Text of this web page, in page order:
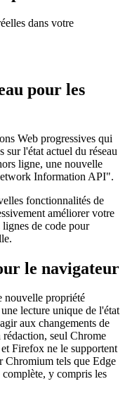
les PWA
dans votre
Web progressives qui
sur l'état actuel du réseau
ligne, une nouvelle
Information API".
fonctionnalités de
de code pour
le navigateur
nouvelle propriété
lecture unique de l'état
aux changements de
seul Chrome
Firefox ne le supportent
Chromium tels que Edge